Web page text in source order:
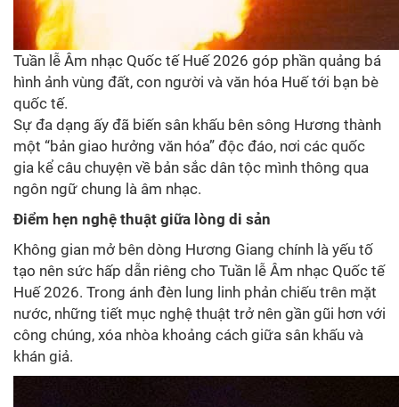
Tuần lễ Âm nhạc Quốc tế Huế 2026 góp phần quảng bá
hình ảnh vùng đất, con người và văn hóa Huế tới bạn bè
quốc tế.
Sự đa dạng ấy đã biến sân khấu bên sông Hương thành
một “bản giao hưởng văn hóa” độc đáo, nơi các quốc
gia kể câu chuyện về bản sắc dân tộc mình thông qua
ngôn ngữ chung là âm nhạc.
Điểm hẹn nghệ thuật giữa lòng di sản
Không gian mở bên dòng Hương Giang chính là yếu tố
tạo nên sức hấp dẫn riêng cho Tuần lễ Âm nhạc Quốc tế
Huế 2026. Trong ánh đèn lung linh phản chiếu trên mặt
nước, những tiết mục nghệ thuật trở nên gần gũi hơn với
công chúng, xóa nhòa khoảng cách giữa sân khấu và
khán giả.